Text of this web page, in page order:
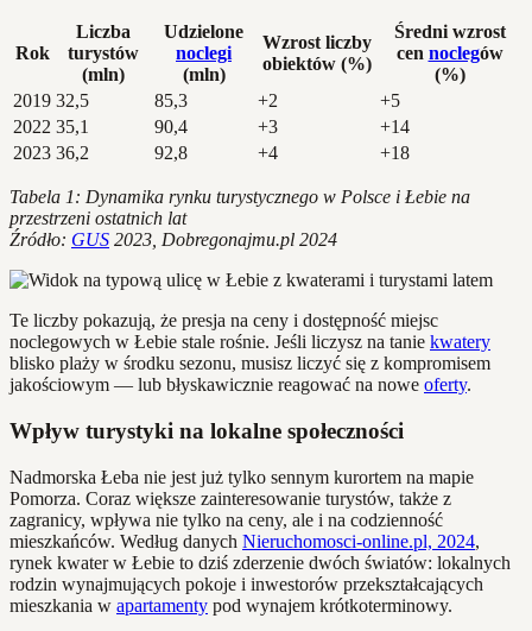
Rok
Liczba
turystów
(mln)
Udzielone
noclegi
(mln)
Wzrost liczby
obiektów (%)
Średni wzrost
cen noclegów
(%)
2019 32,5 85,3 +2
+5
2022 35,1 90,4 +3
+14
2023 36,2 92,8 +4 +18
Tabela 1: Dynamika rynku turystycznego w Polsce i Łebie na
przestrzeni ostatnich lat
Źródło: GUS 2023, Dobregonajmu.pl 2024
Te liczby pokazują, że presja na ceny i dostępność miejsc
noclegowych w Łebie stale rośnie. Jeśli liczysz na tanie kwatery
blisko plaży w środku sezonu, musisz liczyć się z kompromisem
jakościowym — lub błyskawicznie reagować na nowe oferty.
Wpływ turystyki na lokalne społeczności
Nadmorska Łeba nie jest już tylko sennym kurortem na mapie
Pomorza. Coraz większe zainteresowanie turystów, także z
zagranicy, wpływa nie tylko na ceny, ale i na codzienność
mieszkańców. Według danych Nieruchomosci-online.pl, 2024,
rynek kwater w Łebie to dziś zderzenie dwóch światów: lokalnych
rodzin wynajmujących pokoje i inwestorów przekształcających
mieszkania w apartamenty pod wynajem krótkoterminowy.